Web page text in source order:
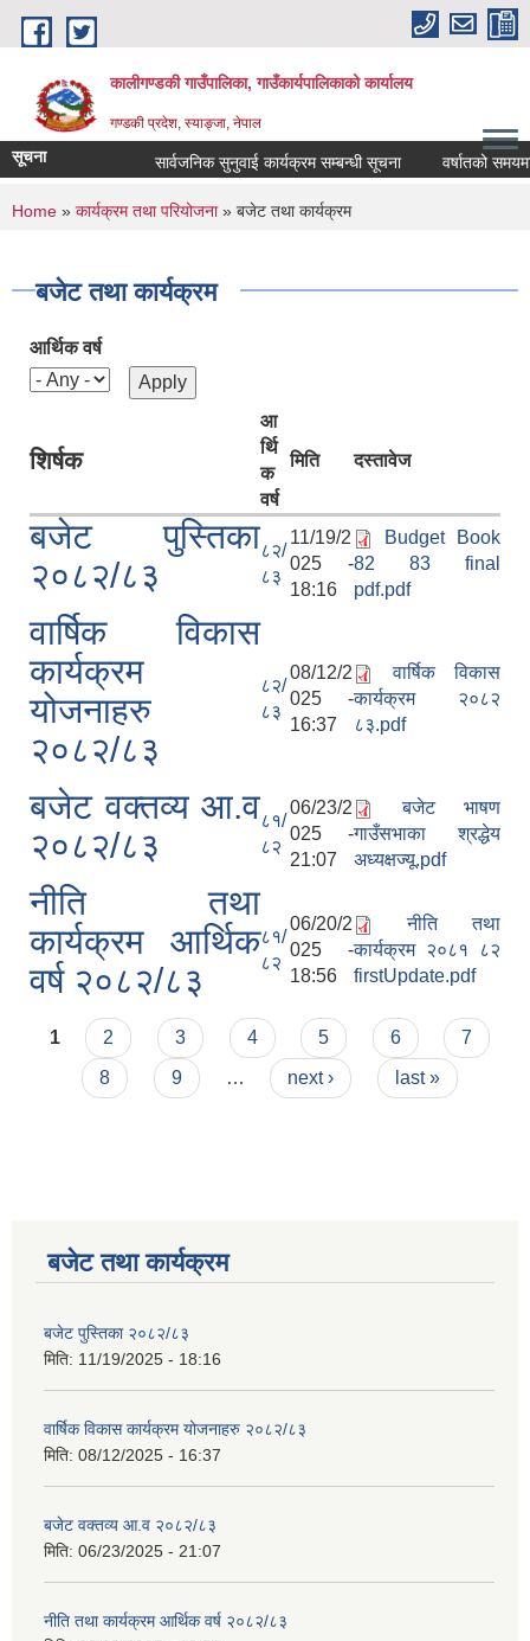
Skip to main content
कालीगण्डकी गाउँपालिका, गाउँकार्यपालिकाको कार्यालय
गण्डकी प्रदेश, स्याङ्जा, नेपाल
सूचना सार्वजनिक सुनुवाई कार्यक्रम सम्बन्धी सूचना वर्षातको
You are here
Home » कार्यक्रम तथा परियोजना» बजेट तथा कार्यक्रम
बजेट तथा कार्यक्रम
आर्थिक वर्ष
शिर्षक
आ
र्थि
क
वर्ष
मिति दस्तावेज
बजेट पुस्तिका
२०८२/८३
८२/
८३
11/19/2
025 -
18:16
Budget Book
82 83 final
pdf.pdf
वार्षिक विकास
कार्यक्रम
योजनाहरु
२०८२/८३
८२/
८३
08/12/2
025 -
16:37
वार्षिक विकास
कार्यक्रम २०८२
८३.pdf
बजेट वक्तव्य आ.व
२०८२/८३
८१/
८२
06/23/2
025 -
21:07
बजेट भाषण
गाउँसभाका श्रद्धेय
अध्यक्षज्यू.pdf
नीति तथा
कार्यक्रम आर्थिक
वर्ष २०८२/८३
८१/
८२
06/20/2
025 -
18:56
नीति तथा
कार्यक्रम २०८१ ८२
firstUpdate.pdf
Pages
1 2 3 4 5 6
7
8
9 … next › last »
बजेट तथा कार्यक्रम
बजेट पुस्तिका २०८२/८३
मिति: 11/19/2025 - 18:16
वार्षिक विकास कार्यक्रम योजनाहरु २०८२/८३
मिति: 08/12/2025 - 16:37
बजेट वक्तव्य आ.व २०८२/८३
मिति: 06/23/2025 - 21:07
नीति तथा कार्यक्रम आर्थिक वर्ष २०८२/८३